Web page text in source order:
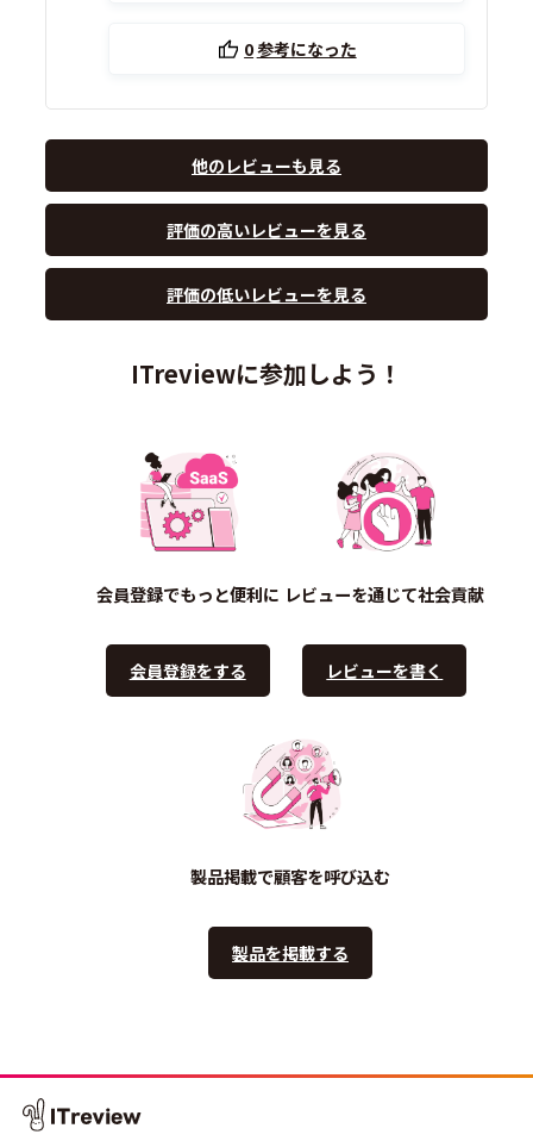
0参考になった
他のレビューも見る
評価の高いレビューを見る
評価の低いレビューを見る
ITreviewに参加しよう！
会員登録でもっと便利に
会員登録をする
レビューを通じて社会貢献
レビューを書く
製品掲載で顧客を呼び込む
製品を掲載する